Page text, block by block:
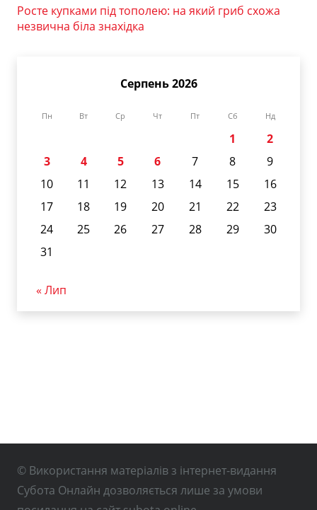
Росте купками під тополею: на який гриб схожа
незвична біла знахідка
Серпень 2026
Пн Вт Ср Чт Пт Сб Нд
1
2
3
4 5 6 7 8
9
10
11 12 13 14 15
16
17
18 19 20 21 22
23
24
25 26 27 28 29
30
31
« Лип
© Використання матеріалів з інтернет-видання
Субота Онлайн дозволяється лише за умови